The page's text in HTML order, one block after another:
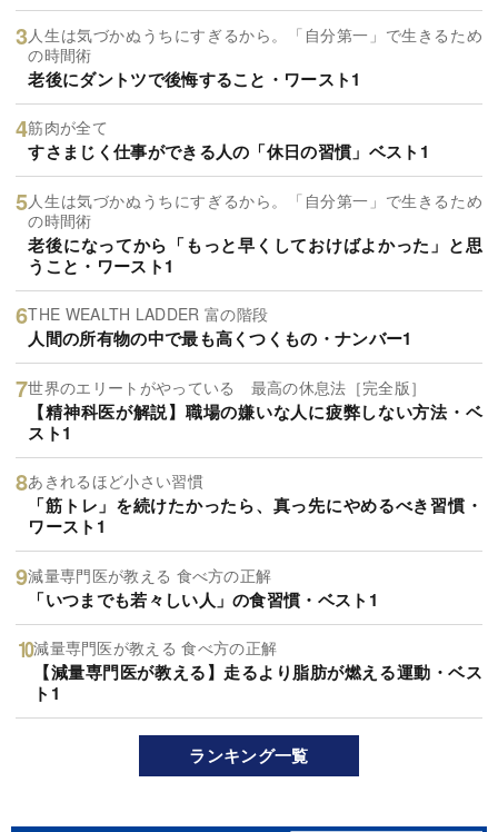
人生は気づかぬうちにすぎるから。「自分第一」で生きるため
の時間術
老後にダントツで後悔すること・ワースト1
筋肉が全て
すさまじく仕事ができる人の「休日の習慣」ベスト1
人生は気づかぬうちにすぎるから。「自分第一」で生きるため
の時間術
老後になってから「もっと早くしておけばよかった」と思
うこと・ワースト1
THE WEALTH LADDER 富の階段
人間の所有物の中で最も高くつくもの・ナンバー1
世界のエリートがやっている 最高の休息法［完全版］
【精神科医が解説】職場の嫌いな人に疲弊しない方法・ベ
スト1
あきれるほど小さい習慣
「筋トレ」を続けたかったら、真っ先にやめるべき習慣・
ワースト1
減量専門医が教える 食べ方の正解
「いつまでも若々しい人」の食習慣・ベスト1
減量専門医が教える 食べ方の正解
【減量専門医が教える】走るより脂肪が燃える運動・ベス
ト1
ランキング一覧